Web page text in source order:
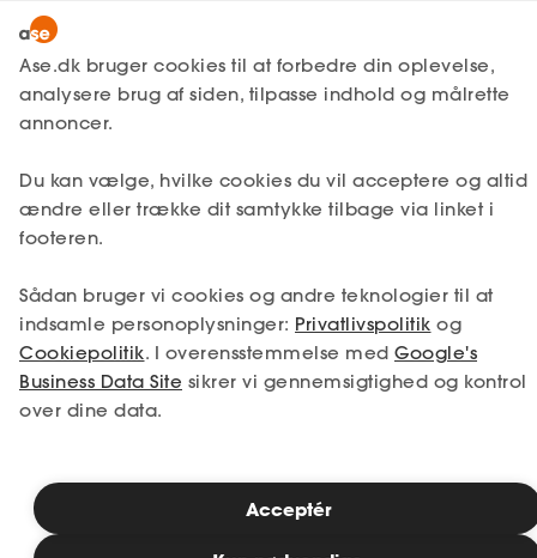
MitAse
Ase Selvstændig
Dokumenter.dk
Lønmodtager
Selvstændig
Etableret
Produkter
Få svar
Fordele
Studerende
Selvstændig Få svar
Virksomhedsjura
Kontrakter og aftaler
Entrepriseformer i
byggeriet
Skal du opføre, ombygge eller renovere en
bygning eller et anlæg til brug for din
virksomhed, eller er du entreprenør og ejer
af en entreprenørvirksomhed? Idenne
artikel et overblik over forskellige
Ase.dk bruger cookies til at forbedre din oplevelse,
analysere brug af siden, tilpasse indhold og målrette
annoncer.
Du kan vælge, hvilke cookies du vil acceptere og altid
ændre eller trække dit samtykke tilbage via linket i
footeren.
Sådan bruger vi cookies og andre teknologier til at
indsamle personoplysninger: Privatlivspolitik og
Cookiepolitik. I overensstemmelse med Google's
Business Data Site sikrer vi gennemsigtighed og kontrol
over dine data.
Acceptér